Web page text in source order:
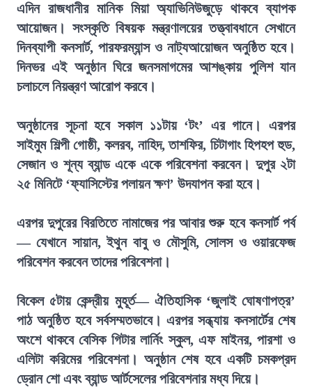
এদিন রাজধানীর মানিক মিয়া অ্যাভিনিউজুড়ে থাকবে ব্যাপক
আয়োজন। সংস্কৃতি বিষয়ক মন্ত্রণালয়ের তত্ত্বাবধানে সেখানে
দিনব্যাপী কনসার্ট, পারফরম্যান্স ও নাট্যআয়োজন অনুষ্ঠিত হবে।
দিনভর এই অনুষ্ঠান ঘিরে জনসমাগমের আশঙ্কায় পুলিশ যান
চলাচলে নিয়ন্ত্রণ আরোপ করবে।
অনুষ্ঠানের সূচনা হবে সকাল ১১টায় ‘টং’ এর গানে। এরপর
সাইমুম শিল্পী গোষ্ঠী, কলরব, নাহিদ, তাশফির, চিটাগাং হিপহপ হুড,
সেজান ও শূন্য ব্যান্ড একে একে পরিবেশনা করবেন। দুপুর ২টা
২৫ মিনিটে ‘ফ্যাসিস্টের পলায়ন ক্ষণ’ উদযাপন করা হবে।
এরপর দুপুরের বিরতিতে নামাজের পর আবার শুরু হবে কনসার্ট পর্ব
— যেখানে সায়ান, ইথুন বাবু ও মৌসুমি, সোলস ও ওয়ারফেজ
পরিবেশন করবেন তাদের পরিবেশনা।
বিকেল ৫টায় কেন্দ্রীয় মুহূর্ত— ঐতিহাসিক ‘জুলাই ঘোষণাপত্র’
পাঠ অনুষ্ঠিত হবে সর্বসম্মতভাবে। এরপর সন্ধ্যায় কনসার্টের শেষ
অংশে থাকবে বেসিক গিটার লার্নিং স্কুল, এফ মাইনর, পারশা ও
এলিটা করিমের পরিবেশনা। অনুষ্ঠান শেষ হবে একটি চমকপ্রদ
ড্রোন শো এবং ব্যান্ড আর্টসেলের পরিবেশনার মধ্য দিয়ে।